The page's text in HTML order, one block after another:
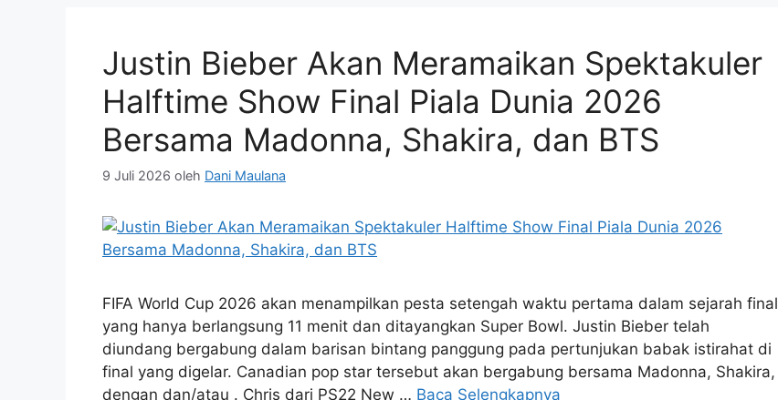
Justin Bieber Akan Meramaikan Spektakuler
Halftime Show Final Piala Dunia 2026
Bersama Madonna, Shakira, dan BTS
9 Juli 2026 oleh Dani Maulana
FIFA World Cup 2026 akan menampilkan pesta setengah waktu pertama dalam sejarah final
yang hanya berlangsung 11 menit dan ditayangkan Super Bowl. Justin Bieber telah
diundang bergabung dalam barisan bintang panggung pada pertunjukan babak istirahat di
final yang digelar. Canadian pop star tersebut akan bergabung bersama Madonna, Shakira,
dengan dan/atau . Chris dari PS22 New … Baca Selengkapnya